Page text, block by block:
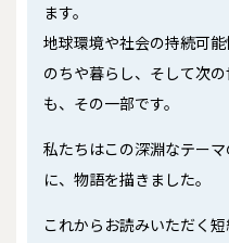
ます。
地球環境や社会の持続可
のちや暮らし、そして次
も、その一部です。
私たちはこの深淵なテー
に、物語を描きました。
これからお読みいただく